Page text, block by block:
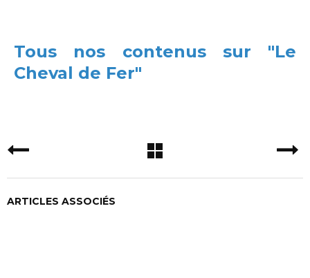
Tous nos contenus sur "Le
Cheval de Fer"
ARTICLES ASSOCIÉS